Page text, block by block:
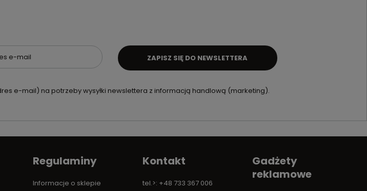
e-mail
e-mail) na potrzeby wysyłki newslettera z informacją handlową (marketing).
ZAPISZ SIĘ DO NEWSLETTERA
Regulaminy
Informacje o sklepie
Kontakt
tel.>: +48 733 367 006
Gadżety
reklamowe